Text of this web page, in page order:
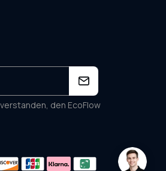
den EcoFlow